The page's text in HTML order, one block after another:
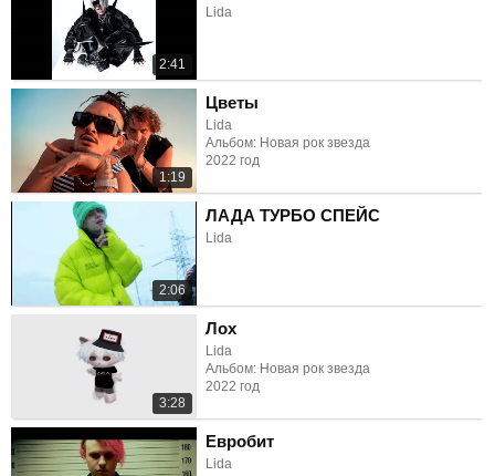
2:41
Lida
1:19
Цветы
Lida
Альбом: Новая рок звезда
2022 год
2:06
ЛАДА ТУРБО СПЕЙС
Lida
3:28
Лох
Lida
Альбом: Новая рок звезда
2022 год
Евробит
Lida